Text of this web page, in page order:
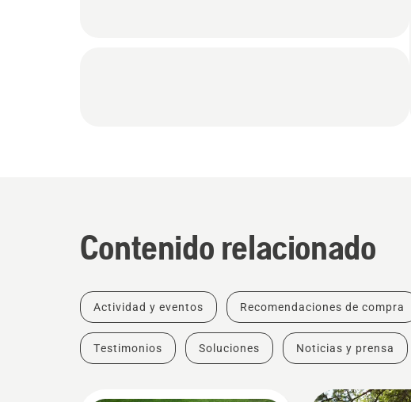
Contenido relacionado
Actividad y eventos Recomendaciones de compra
Testimonios Soluciones Noticias y prensa